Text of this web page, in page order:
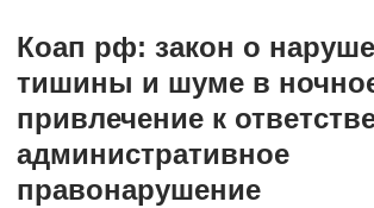
Коап рф: закон о
тишины и шуме в
привлечение к
административное
правонарушение